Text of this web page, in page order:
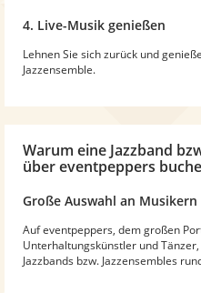
4. Live-Musik genießen
Lehnen Sie sich zurück und
Jazzensemble.
Warum eine Jazzband
über eventpeppers
Große Auswahl an Musikern
Auf eventpeppers, dem großen
Unterhaltungskünstler und
Jazzbands bzw. Jazzensembles